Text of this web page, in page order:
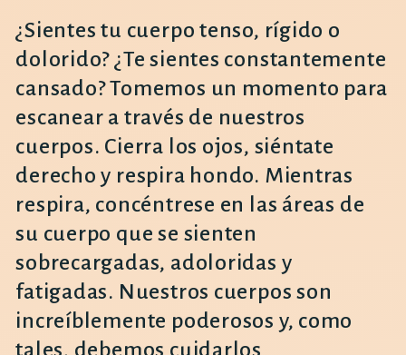
¿Sientes tu cuerpo tenso, rígido o
dolorido? ¿Te sientes constantemente
cansado? Tomemos un momento para
escanear a través de nuestros
cuerpos. Cierra los ojos, siéntate
derecho y respira hondo. Mientras
respira, concéntrese en las áreas de
su cuerpo que se sienten
sobrecargadas, adoloridas y
fatigadas. Nuestros cuerpos son
increíblemente poderosos y, como
tales, debemos cuidarlos